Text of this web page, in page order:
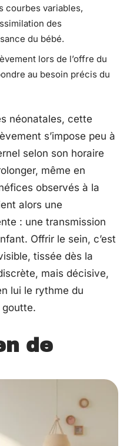
courbes variables,
des
du bébé.
lors de l’offre du
au besoin précis du
néonatales, cette
s’impose peu à
selon son horaire
même en
observés à la
alors une
: une transmission
Offrir le sein, c’est
tissée dès la
mais décisive,
lui le rythme du
de